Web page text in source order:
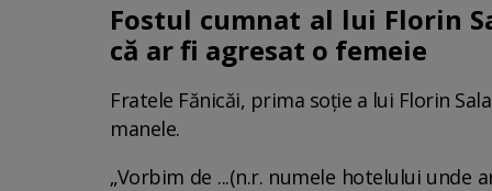
Fostul cumnat al lui Florin
că ar fi agresat o femeie
Fratele Fănicăi, prima soție a lui Florin
manele.
„Vorbim de ...(n.r. numele hotelului unde